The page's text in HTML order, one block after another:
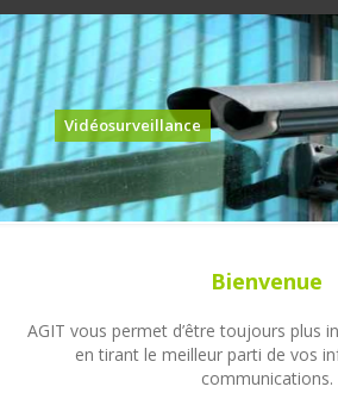
Vidéosurveillance
Bienvenue
AGIT vous permet d’être toujours plus
en tirant le meilleur parti de vos
communications.